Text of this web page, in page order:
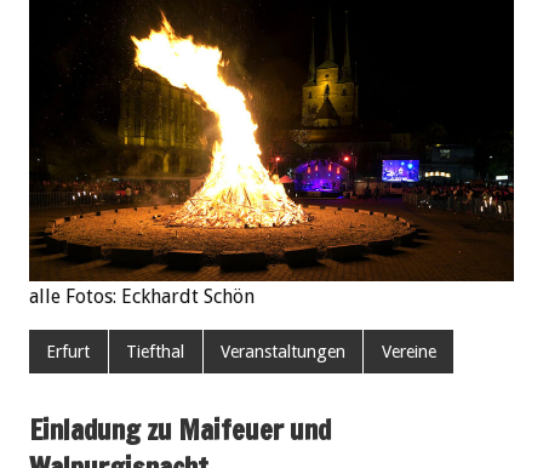
alle Fotos: Eckhardt Schön
Erfurt Tiefthal Veranstaltungen Vereine
Einladung zu Maifeuer und